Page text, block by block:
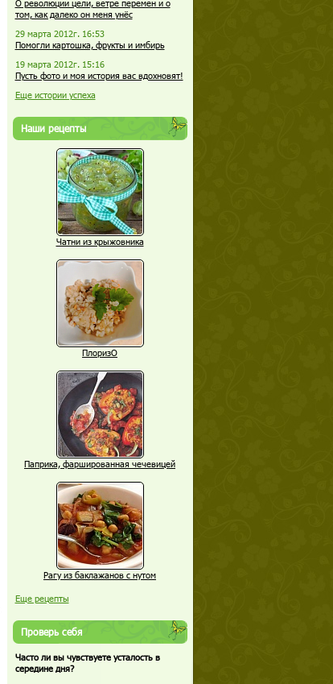
О революции цели, ветре перемен и о
том, как далеко он меня унёс
29 марта 2012г. 16:53
Помогли картошка, фрукты и имбирь
19 марта 2012г. 15:16
Пусть фото и моя история вас вдохновят!
Еще истории успеха
Наши рецепты
Чатни из крыжовника
ПлоризО
Паприка, фаршированная чечевицей
Рагу из баклажанов с нутом
Еще рецепты
Проверь себя
Часто ли вы чувствуете усталость в
середине дня?